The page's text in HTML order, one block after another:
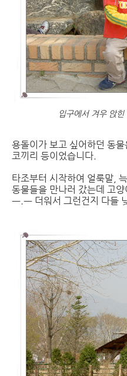
입구에서 겨우 앉
용돌이가 보고 싶어하던 동
코끼리 등이었습니다.
타조부터 시작하여 얼룩말,
동물들을 만나러 갔는데 고
ㅡ.ㅡ 더워서 그런건지 다들